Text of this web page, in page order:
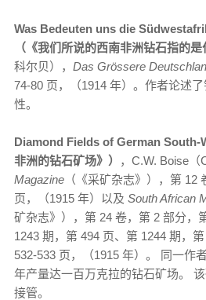
Was Bedeuten uns die
（《我们所说的西南非洲钻石指的是
科尔贝）， Das Grössere
74-80 页，（1914 年）。作者论述
性。
Diamond Fields of German South-
非洲的钻石矿场》）
，C.W. Boise（
Magazine （《采矿杂志》），第 12
页，（1915 年）以及 South African
矿杂志》），第 24 卷，第 2 部分，
1243 期，第 494 页、第 1244 期，
532-533 页，（1915 年）。 同一作
年产量达一百万克拉的钻石矿场。
接管。